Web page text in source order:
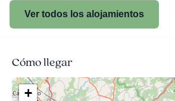
Ver todos los alojamientos
Cómo llegar
+